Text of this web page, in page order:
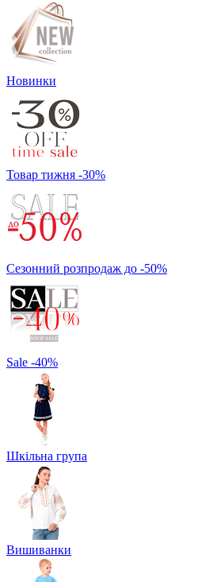
Новинки
Товар тижня -30%
Сезонний розпродаж до -50%
Sale -40%
Шкільна група
Вишиванки